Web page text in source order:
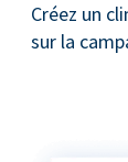
Créez un
sur la